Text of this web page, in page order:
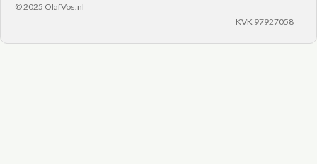
© 2025 OlafVos.nl
KVK 97927058